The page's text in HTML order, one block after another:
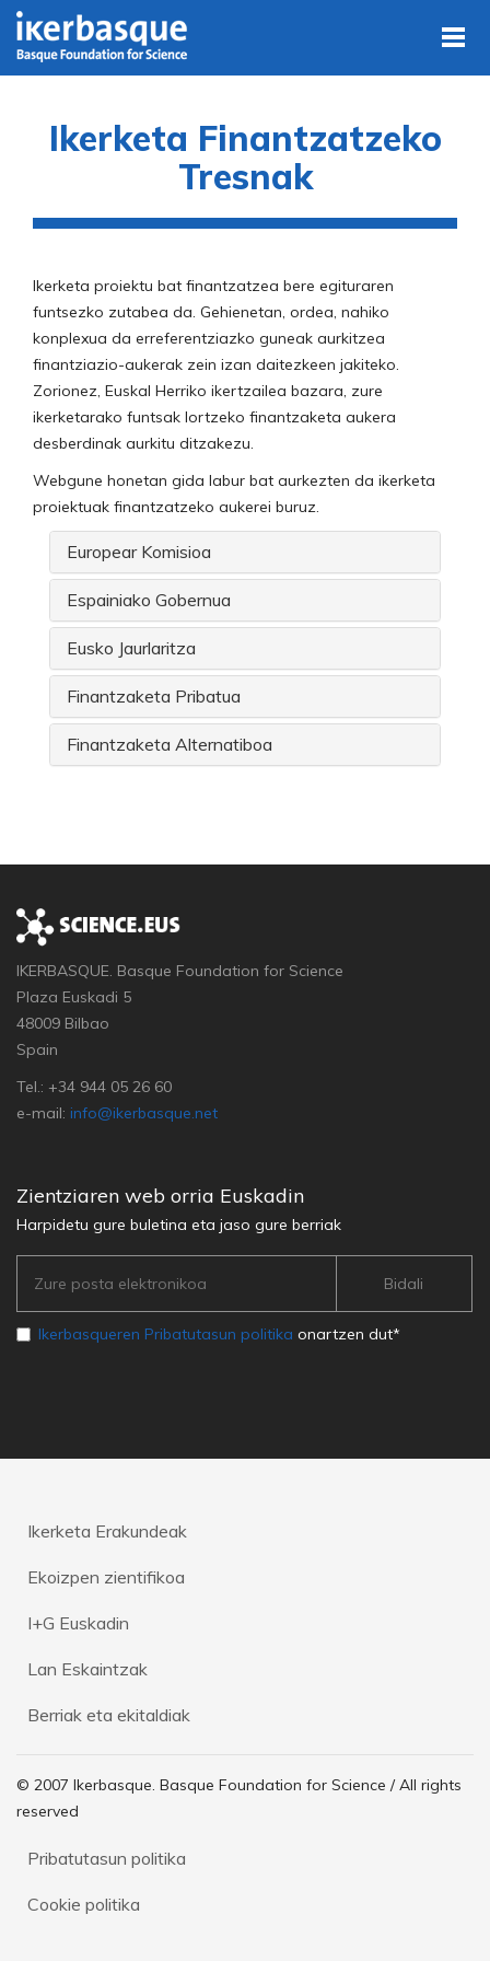
Skip to main content
Ikerketa Finantzatzeko
Tresnak
Ikerketa proiektu bat finantzatzea bere egituraren
funtsezko zutabea da. Gehienetan, ordea, nahiko
konplexua da erreferentziazko guneak aurkitzea
finantziazio-aukerak zein izan daitezkeen jakiteko.
Zorionez, Euskal Herriko ikertzailea bazara, zure
ikerketarako funtsak lortzeko finantzaketa aukera
desberdinak aurkitu ditzakezu.
Webgune honetan gida labur bat aurkezten da ikerketa
proiektuak finantzatzeko aukerei buruz.
Europear Komisioa
Espainiako Gobernua
Eusko Jaurlaritza
Finantzaketa Pribatua
Finantzaketa Alternatiboa
IKERBASQUE. Basque Foundation for Science
Plaza Euskadi 5
48009 Bilbao
Spain
Tel.: +34 944 05 26 60
e-mail: info@ikerbasque.net
Zientziaren web orria Euskadin
Harpidetu gure buletina eta jaso gure berriak
Ikerbasqueren Pribatutasun politika onartzen dut*
Ikerketa Erakundeak
Ekoizpen zientifikoa
I+G Euskadin
Lan Eskaintzak
Berriak eta ekitaldiak
© 2007 Ikerbasque. Basque Foundation for Science / All rights
reserved
Pribatutasun politika
Cookie politika